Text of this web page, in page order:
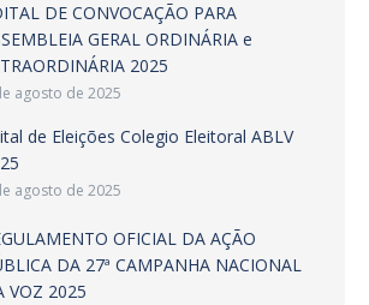
DE CONVOCAÇÃO PARA
GERAL ORDINÁRIA e
2025
agosto de 2025
de Eleições Colegio Eleitoral ABLV
agosto de 2025
OFICIAL DA AÇÃO
DA 27ª CAMPANHA NACIONAL
VOZ 2025